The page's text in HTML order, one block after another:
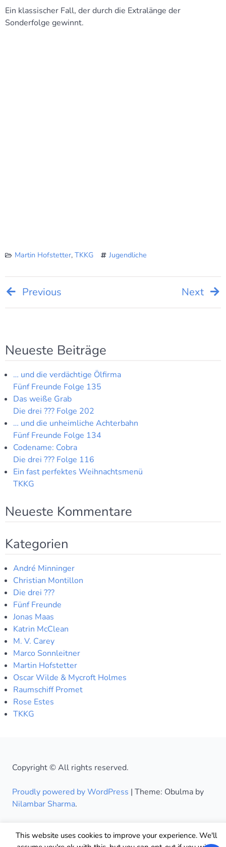
Ein klassischer Fall, der durch die Extralänge der
Sonderfolge gewinnt.
Martin Hofstetter, TKKG Jugendliche
Beitragsnavigation
Previous Next
Neueste Beiträge
… und die verdächtige Ölfirma
Fünf Freunde Folge 135
Das weiße Grab
Die drei ??? Folge 202
… und die unheimliche Achterbahn
Fünf Freunde Folge 134
Codename: Cobra
Die drei ??? Folge 116
Ein fast perfektes Weihnachtsmenü
TKKG
Neueste Kommentare
Kategorien
André Minninger
Christian Montillon
Die drei ???
Fünf Freunde
Jonas Maas
Katrin McClean
M. V. Carey
Marco Sonnleitner
Martin Hofstetter
Oscar Wilde & Mycroft Holmes
Raumschiff Promet
Rose Estes
TKKG
Copyright © All rights reserved.
Proudly powered by WordPress | Theme: Obulma by
Nilambar Sharma.
This website uses cookies to improve your experience. We'll